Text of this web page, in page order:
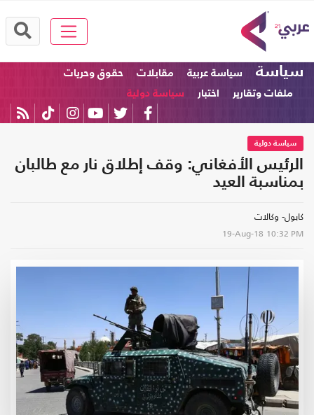
سياسة سياسة عربية مقابلات
حقوق وحريات
ملفات وتقارير
اختبار سياسة دولية
سياسة دولية
الرئيس الأفغاني: وقف إطلاق نار مع طالبان
بمناسبة العيد
كابول- وكالات
19-Aug-18 10:32 PM